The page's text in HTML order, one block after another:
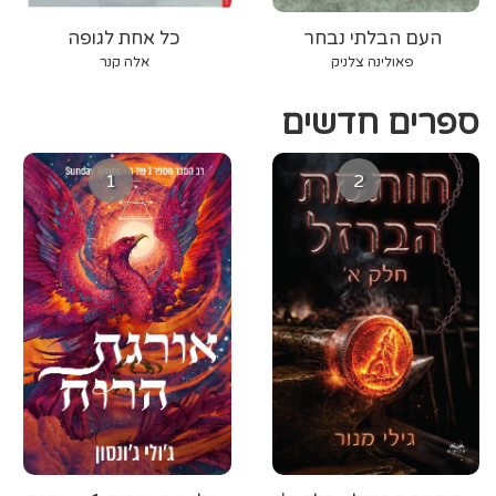
כל אחת לגופה
אלה קנר
העם הבלתי נבחר
פאולינה צלניק
ספרים חדשים
1 2